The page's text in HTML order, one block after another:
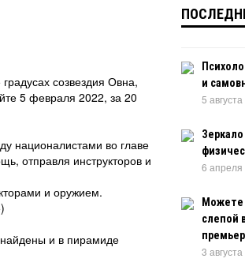
созвездия Овна,
5 февраля 2022, за 20
националистами во главе
отправля инструкторов и
и оружием.
найдены и в пирамиде
и
5
6 апреля
Можете
слепой
3